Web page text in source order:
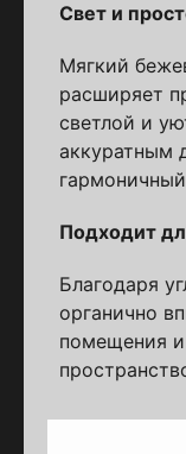
Свет и
Мягкий
расширяет
светлой и
аккуратным
Подходит
Благодаря
органично
помещения и